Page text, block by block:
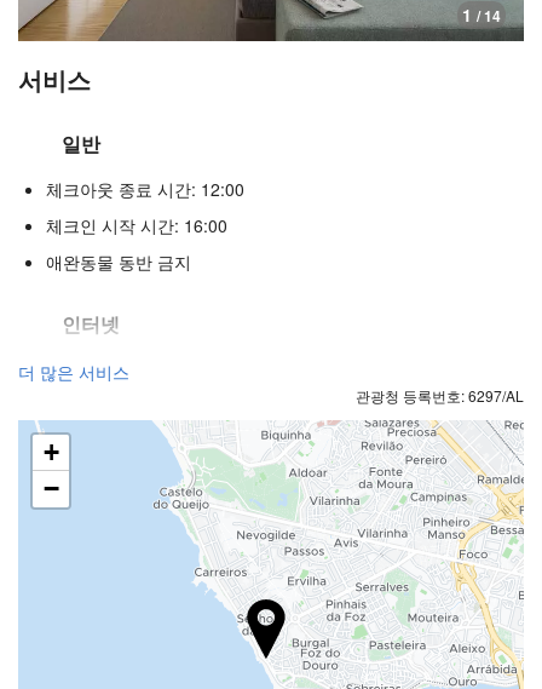
1 / 14
서비스
일반
체크아웃 종료 시간: 12:00
체크인 시작 시간: 16:00
애완동물 동반 금지
인터넷
무료 Wi-Fi
더 많은 서비스
관광청 등록번호: 6297/AL
+
−